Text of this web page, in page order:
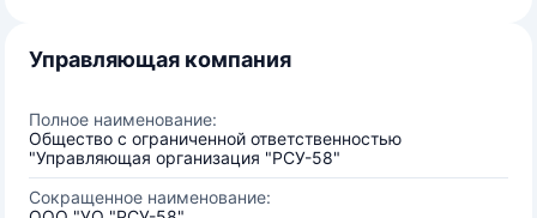
Управляющая компания
Полное наименование:
Общество с ограниченной ответственностью
"Управляющая организация "РСУ-58"
Сокращенное наименование: